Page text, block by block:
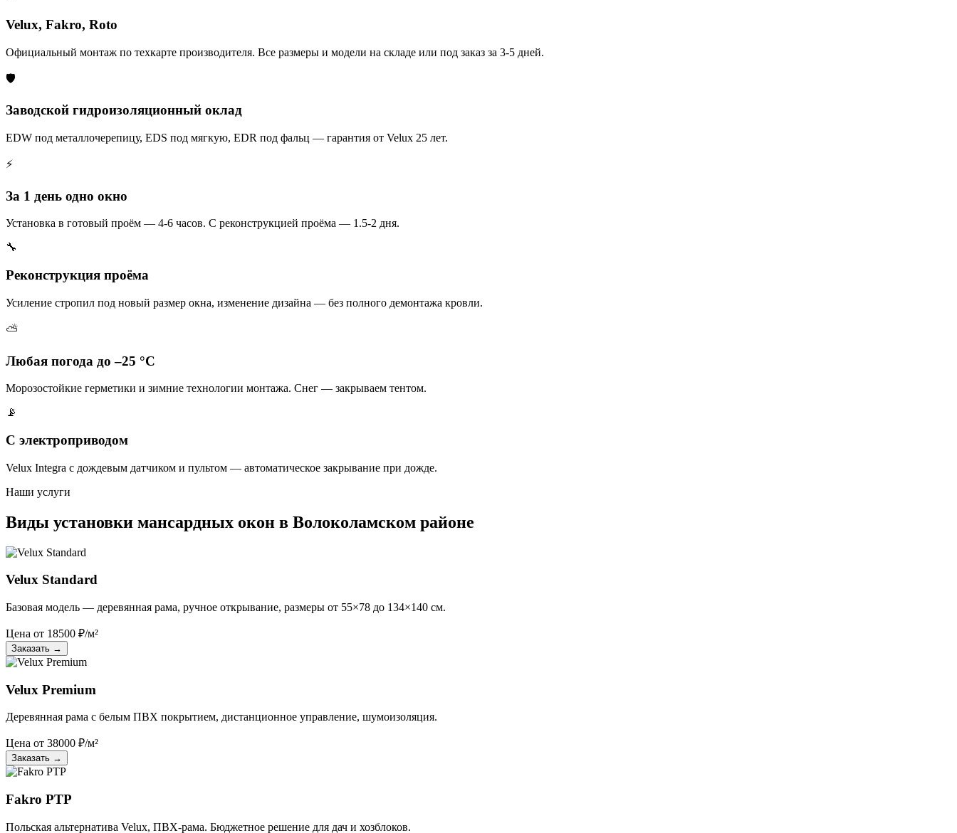
Velux, Fakro, Roto
Официальный монтаж по техкарте производителя. Все размеры и модели на складе или под заказ за 3-5 дней.
🛡️
Заводской гидроизоляционный оклад
EDW под металлочерепицу, EDS под мягкую, EDR под фальц — гарантия от Velux 25 лет.
⚡
За 1 день одно окно
Установка в готовый проём — 4-6 часов. С реконструкцией проёма — 1.5-2 дня.
🔧
Реконструкция проёма
Усиление стропил под новый размер окна, изменение дизайна — без полного демонтажа кровли.
⛅
Любая погода до –25 °C
Морозостойкие герметики и зимние технологии монтажа. Снег — закрываем тентом.
📡
С электроприводом
Velux Integra с дождевым датчиком и пультом — автоматическое закрывание при дожде.
Наши услуги
Виды установки мансардных окон в Волоколамском районе
Velux Standard
Базовая модель — деревянная рама, ручное открывание, размеры от 55×78 до 134×140 см.
Цена от 18500 ₽/м²
Заказать →
Velux Premium
Деревянная рама с белым ПВХ покрытием, дистанционное управление, шумоизоляция.
Цена от 38000 ₽/м²
Заказать →
Fakro PTP
Польская альтернатива Velux, ПВХ-рама. Бюджетное решение для дач и хозблоков.